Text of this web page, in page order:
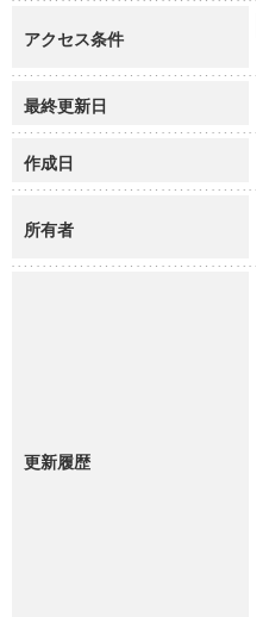
アクセス条件
最終更新日
作成日
所有者
更新履歴